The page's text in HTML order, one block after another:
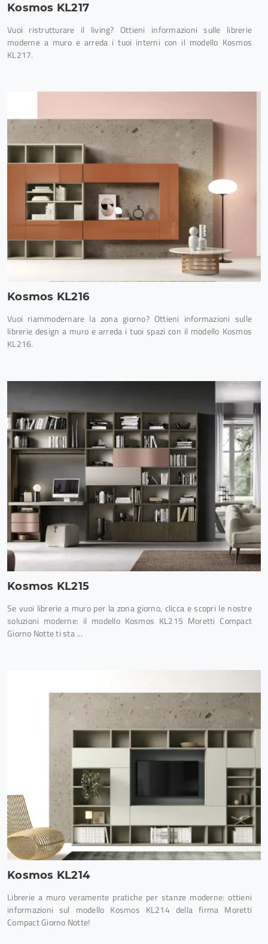
Kosmos KL217
Vuoi ristrutturare il living? Ottieni informazioni sulle librerie
moderne a muro e arreda i tuoi interni con il modello Kosmos
KL217.
Kosmos KL216
Vuoi riammodernare la zona giorno? Ottieni informazioni sulle
librerie design a muro e arreda i tuoi spazi con il modello Kosmos
KL216.
Kosmos KL215
Se vuoi librerie a muro per la zona giorno, clicca e scopri le nostre
soluzioni moderne: il modello Kosmos KL215 Moretti Compact
Giorno Notte ti sta ...
Kosmos KL214
Librerie a muro veramente pratiche per stanze moderne: ottieni
informazioni sul modello Kosmos KL214 della firma Moretti
Compact Giorno Notte!